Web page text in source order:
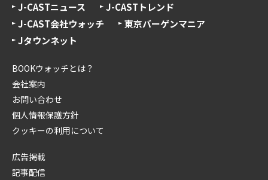
J-CASTニュース
J-CASTトレンド
J-CAST会社ウォッチ
東京バーゲンマニア
Jタウンネット
BOOKウォッチとは？
会社案内
お問い合わせ
個人情報保護方針
クッキーの利用について
広告掲載
記事配信